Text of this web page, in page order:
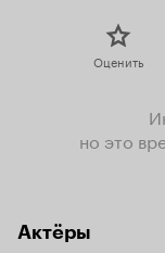
Оценить
но это
Актёры